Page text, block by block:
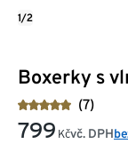
Boxerky s
(7)
799 Kčvč. DPH
1/2